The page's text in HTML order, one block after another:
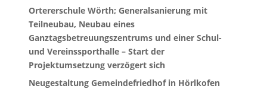
Ortererschule Wörth; Generalsanierung mit
Teilneubau, Neubau eines
Ganztagsbetreuungszentrums und einer Schul-
und Vereinssporthalle – Start der
Projektumsetzung verzögert sich
Neugestaltung Gemeindefriedhof in Hörlkofen